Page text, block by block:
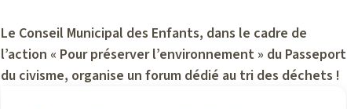
Le Conseil Municipal des Enfants, dans le cadre de
l’action « Pour préserver l’environnement » du Passeport
du civisme, organise un forum dédié au tri des déchets !